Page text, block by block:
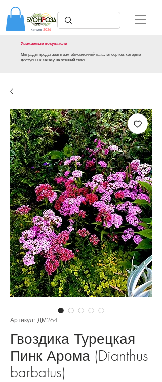
Уважаемые покупатели!
Мы рады представить вам обновленный каталог сортов, которые
доступны к заказу на осенний сезон.
Каталог 2026
Артикул: ДМ264
Гвоздика Турецкая
Пинк Арома (Dianthus
barbatus)